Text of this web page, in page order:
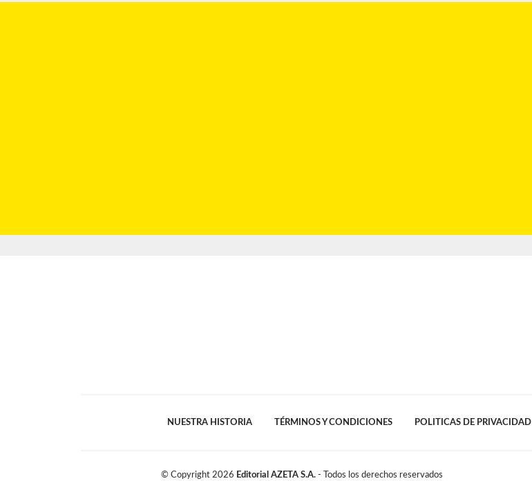
NUESTRA HISTORIA TÉRMINOS Y CONDICIONES POLITICAS DE PRIVACIDAD
© Copyright 2026 Editorial AZETA S.A. - Todos los derechos reservados